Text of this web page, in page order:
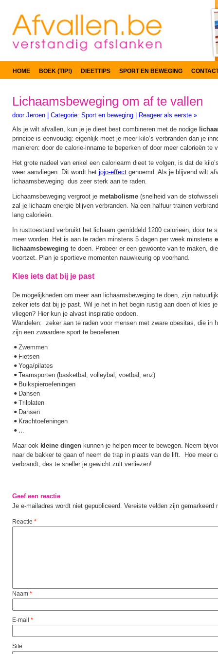
HOME BOEK (TIP!) DIEETTIPS SPORT EN BEWEGING
Lichaamsbeweging om af te vallen
door Jeroen Categorie: Sport en beweging
Reageer als eerste »
Als je wilt afvallen, kun je je dieet best combineren met de nodige
principe is eenvoudig: eigenlijk moet je meer kilo’s verbranden dan je
manieren: door de calorie-inname te beperken of door meer calorieën te
Het grote nadeel van enkel een caloriearm dieet te volgen, is dat de
weer aanvliegen. Dit wordt het jojo-effect genoemd. Als je blijvend wilt
lichaamsbeweging dus zeer sterk aan te raden.
Lichaamsbeweging vergroot je metabolisme (snelheid van de
zal je lichaam energie blijven verbranden. Na een halfuur trainen
lang calorieën.
In rusttoestand verbruikt het lichaam gemiddeld 1200 calorieën, door te
meer worden. Het is aan te raden minstens 5 dagen per week minstens
lichaamsbeweging te doen. Probeer er een gewoonte van te maken,
voortzet. Plan je sportieve momenten nauwkeurig op voorhand.
Kies iets dat bij je past
De mogelijkheden om meer aan lichaamsbeweging te doen, zijn
zeker iets dat bij je past. Wil je het in het begin rustig aan doen of kies
vliegen? Hier kun je alvast inspiratie opdoen.
Wandelen: zeker aan te raden voor mensen met zware obesitas, die in
zijn een zwaardere sport te beoefenen.
• Zwemmen
• Fietsen
• Yoga/pilates
• Teamsporten (basketbal, volleybal, voetbal, enz)
• Buikspieroefeningen
• Dansen
• Trilplaten
• Dansen
• Krachtoefeningen
• ...
Maar ook kleine dingen kunnen je helpen meer te bewegen. Neem
naar de bakker te gaan of neem de trap in plaats van de lift. Hoe meer
verbrandt, des te sneller je gewicht zult verliezen!
Geef een reactie
Je e-mailadres wordt niet gepubliceerd. Vereiste velden zijn gemarkeerd
Reactie *
Naam *
E-mail *
Site